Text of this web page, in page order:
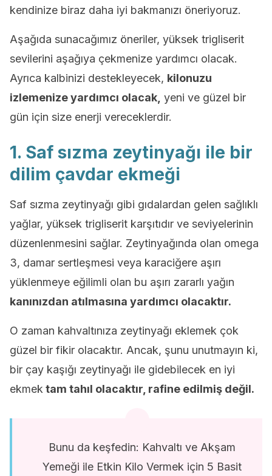
kendinize biraz daha iyi bakmanızı öneriyoruz.
Aşağıda sunacağımız öneriler, yüksek trigliserit
sevilerini aşağıya çekmenize yardımcı olacak.
Ayrıca kalbinizi destekleyecek, kilonuzu
izlemenize yardımcı olacak, yeni ve güzel bir
gün için size enerji vereceklerdir.
1. Saf sızma zeytinyağı ile bir
dilim çavdar ekmeği
Saf sızma zeytinyağı gibi gıdalardan gelen sağlıklı
yağlar, yüksek trigliserit karşıtıdır ve seviyelerinin
düzenlenmesini sağlar. Zeytinyağında olan omega
3, damar sertleşmesi veya karaciğere aşırı
yüklenmeye eğilimli olan bu aşırı zararlı yağın
kanınızdan atılmasına yardımcı olacaktır.
O zaman kahvaltınıza zeytinyağı eklemek çok
güzel bir fikir olacaktır. Ancak, şunu unutmayın ki,
bir çay kaşığı zeytinyağı ile gidebilecek en iyi
ekmek tam tahıl olacaktır, rafine edilmiş değil.
Bunu da keşfedin: Kahvaltı ve Akşam
Yemeği ile Etkin Kilo Vermek için 5 Basit